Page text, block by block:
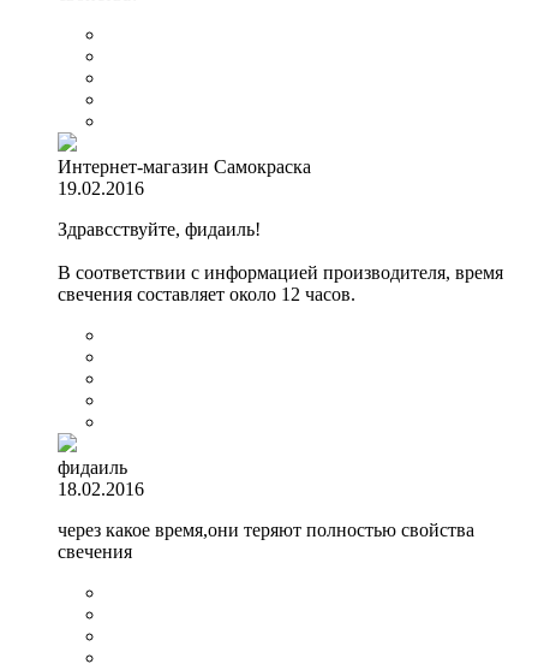
Интернет-магазин Самокраска
19.02.2016
Здравсствуйте, фидаиль!
В соответствии с информацией производителя, время
свечения составляет около 12 часов.
фидаиль
18.02.2016
через какое время,они теряют полностью свойства
свечения